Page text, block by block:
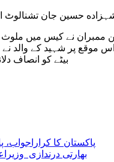
شہزاده حسین جان
نے کیس میں ملوث
موقع پر شہید کے
بیٹے کو انصاف
پاکستان کا کراراجواب، پاک فضائیہ نے 2
بھارتی درندازی